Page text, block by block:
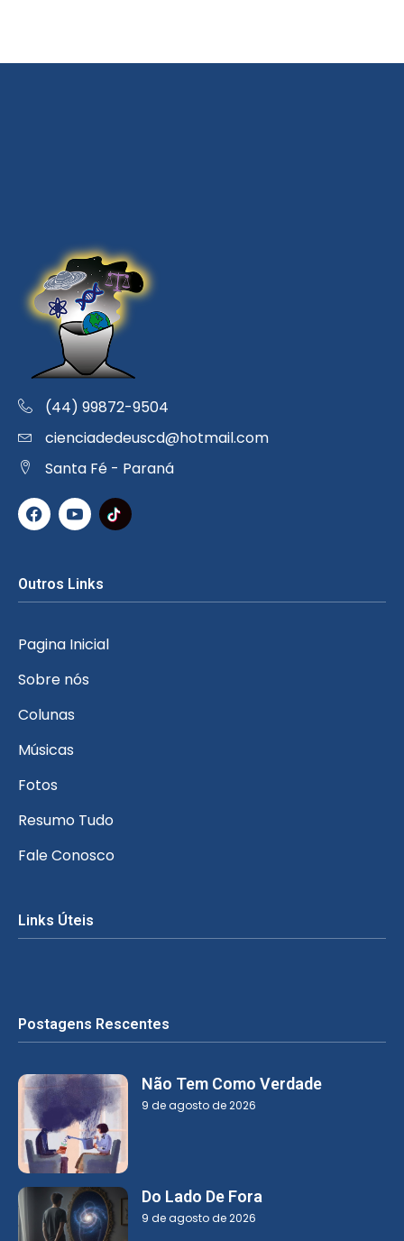
(44) 99872-9504
cienciadedeuscd@hotmail.com
Santa Fé - Paraná
Outros Links
Pagina Inicial
Sobre nós
Colunas
Músicas
Fotos
Resumo Tudo
Fale Conosco
Links Úteis
Postagens Rescentes
Não Tem Como Verdade
9 de agosto de 2026
Do Lado De Fora
9 de agosto de 2026